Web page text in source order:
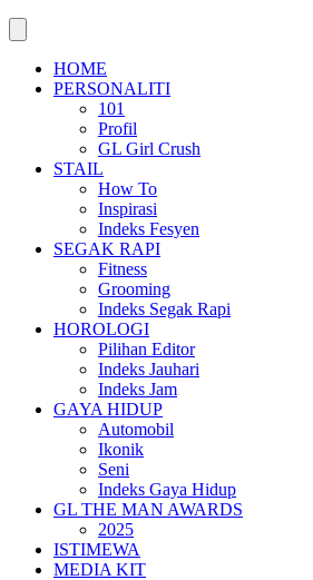
HOME
PERSONALITI
101
Profil
GL Girl Crush
STAIL
How To
Inspirasi
Indeks Fesyen
SEGAK RAPI
Fitness
Grooming
Indeks Segak Rapi
HOROLOGI
Pilihan Editor
Indeks Jauhari
Indeks Jam
GAYA HIDUP
Automobil
Ikonik
Seni
Indeks Gaya Hidup
GL THE MAN AWARDS
2025
ISTIMEWA
MEDIA KIT